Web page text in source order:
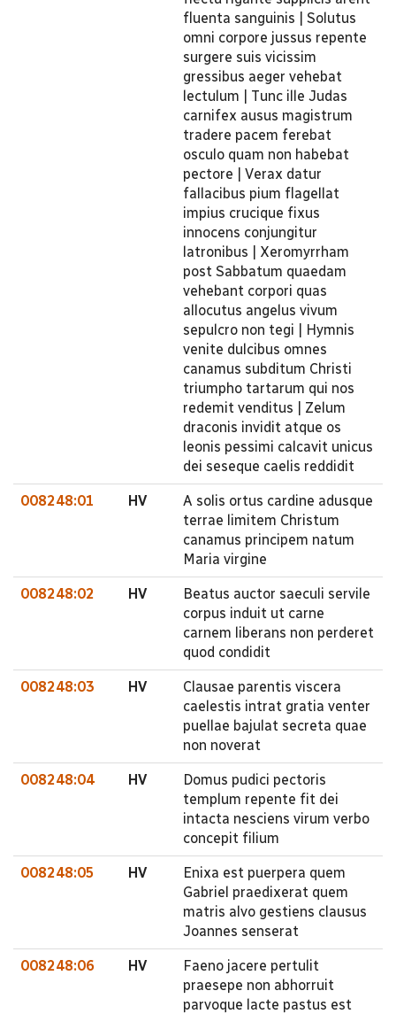
fluenta sanguinis | Solutus
omni corpore jussus repente
surgere suis vicissim
gressibus aeger vehebat
lectulum | Tunc ille Judas
carnifex ausus magistrum
tradere pacem ferebat
osculo quam non habebat
pectore | Verax datur
fallacibus pium flagellat
impius crucique fixus
innocens conjungitur
latronibus | Xeromyrrham
post Sabbatum quaedam
vehebant corpori quas
allocutus angelus vivum
sepulcro non tegi | Hymnis
venite dulcibus omnes
canamus subditum Christi
triumpho tartarum qui nos
redemit venditus | Zelum
draconis invidit atque os
leonis pessimi calcavit unicus
dei seseque caelis reddidit
008248:01 HV
A solis ortus cardine adusque
terrae limitem Christum
canamus principem natum
Maria virgine
008248:02 HV
Beatus auctor saeculi servile
corpus induit ut carne
carnem liberans non perderet
quod condidit
008248:03 HV
Clausae parentis viscera
caelestis intrat gratia venter
puellae bajulat secreta quae
non noverat
008248:04 HV
Domus pudici pectoris
templum repente fit dei
intacta nesciens virum verbo
concepit filium
008248:05 HV
Enixa est puerpera quem
Gabriel praedixerat quem
matris alvo gestiens clausus
Joannes senserat
008248:06 HV
Faeno jacere pertulit
praesepe non abhorruit
parvoque lacte pastus est